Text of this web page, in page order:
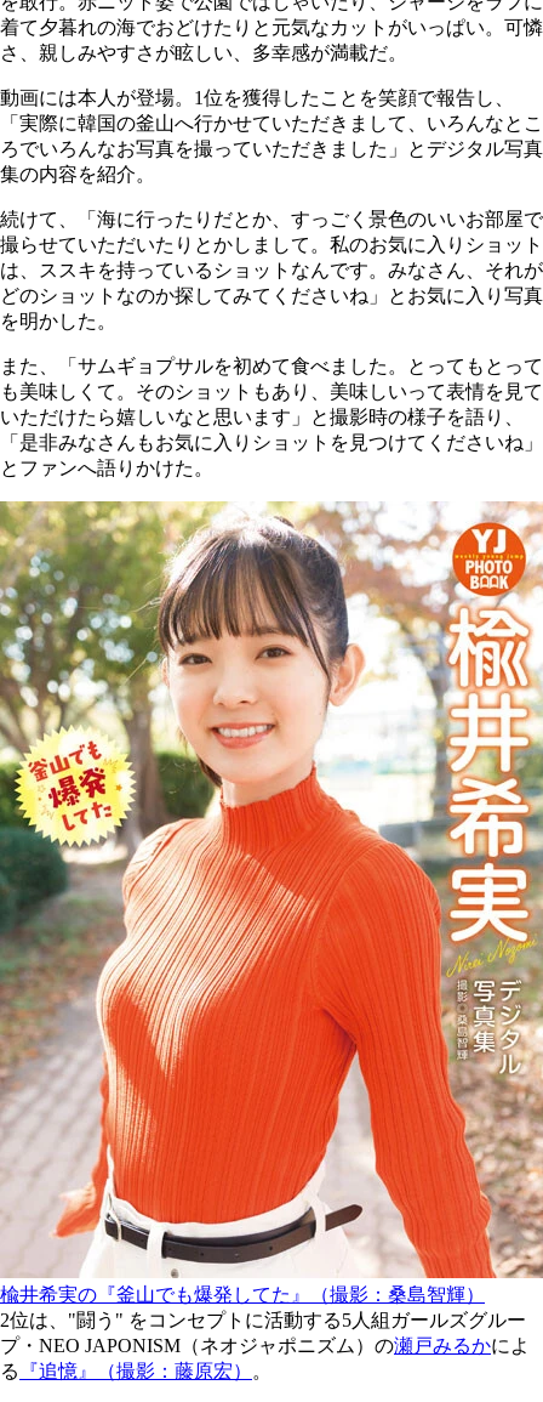
着て夕暮れの海でおどけたりと元気なカットがいっぱい。可憐
さ、親しみやすさが眩しい、多幸感が満載だ。
動画には本人が登場。1位を獲得したことを笑顔で報告し、
「実際に韓国の釜山へ行かせていただきまして、いろんなとこ
ろでいろんなお写真を撮っていただきました」とデジタル写真
集の内容を紹介。
続けて、「海に行ったりだとか、すっごく景色のいいお部屋で
撮らせていただいたりとかしまして。私のお気に入りショット
は、ススキを持っているショットなんです。みなさん、それが
どのショットなのか探してみてくださいね」とお気に入り写真
を明かした。
また、「サムギョプサルを初めて食べました。とってもとって
も美味しくて。そのショットもあり、美味しいって表情を見て
いただけたら嬉しいなと思います」と撮影時の様子を語り、
「是非みなさんもお気に入りショットを見つけてくださいね」
とファンへ語りかけた。
楡井希実の『釜山でも爆発してた』（撮影：桑島智輝）
2位は、"闘う" をコンセプトに活動する5人組ガールズグルー
プ・NEO JAPONISM（ネオジャポニズム）の瀬戸みるかによ
る
『追憶』（撮影：藤原宏） 。